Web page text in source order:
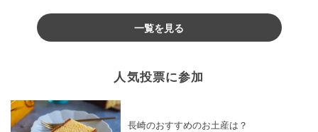
一覧を見る
人気投票に参加
長崎のおすすめのお土産は？